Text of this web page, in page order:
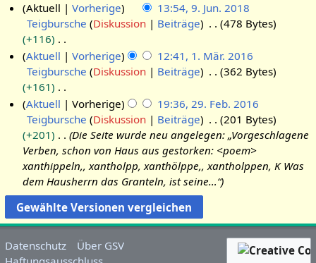
J
Aktuell Vorherige
13:54, 9. Jun. 2018
Teigbursche Diskussion Beiträge
478 Bytes
+116
K
e
i
n
e
B
e
a
r
b
e
i
u
M
6
Aktuell Vorherige
12:41, 1. Mär. 2016
Teigbursche Diskussion Beiträge
362 Bytes
+161
K
e
i
n
e
B
e
a
r
b
e
r
a
Aktuell Vorherige
19:36, 29. Feb. 2016
Teigbursche Diskussion Beiträge
201 Bytes
+201
Die Seite wurde neu angelegen: „Vorgeschlagene
Verben, schon von Haus aus gestorken: <poem>
xanthippeln,, xantholpp, xanthölppe,, xantholppen, K Was
dem Hausherrn das Granteln, ist seine…“
Datenschutz
Über GSV